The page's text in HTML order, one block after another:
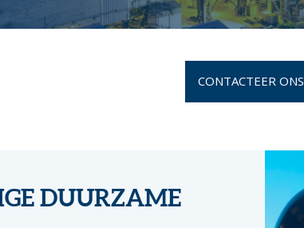
CONTACTEER ONS
DUURZAME